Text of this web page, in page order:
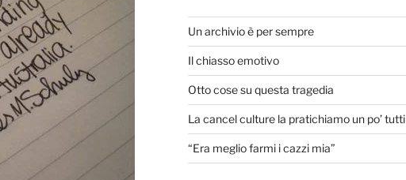
Un archivio è per sempre
Il chiasso emotivo
Otto cose su questa tragedia
La cancel culture la pratichiamo un po’ tutti
“Era meglio farmi i cazzi mia”